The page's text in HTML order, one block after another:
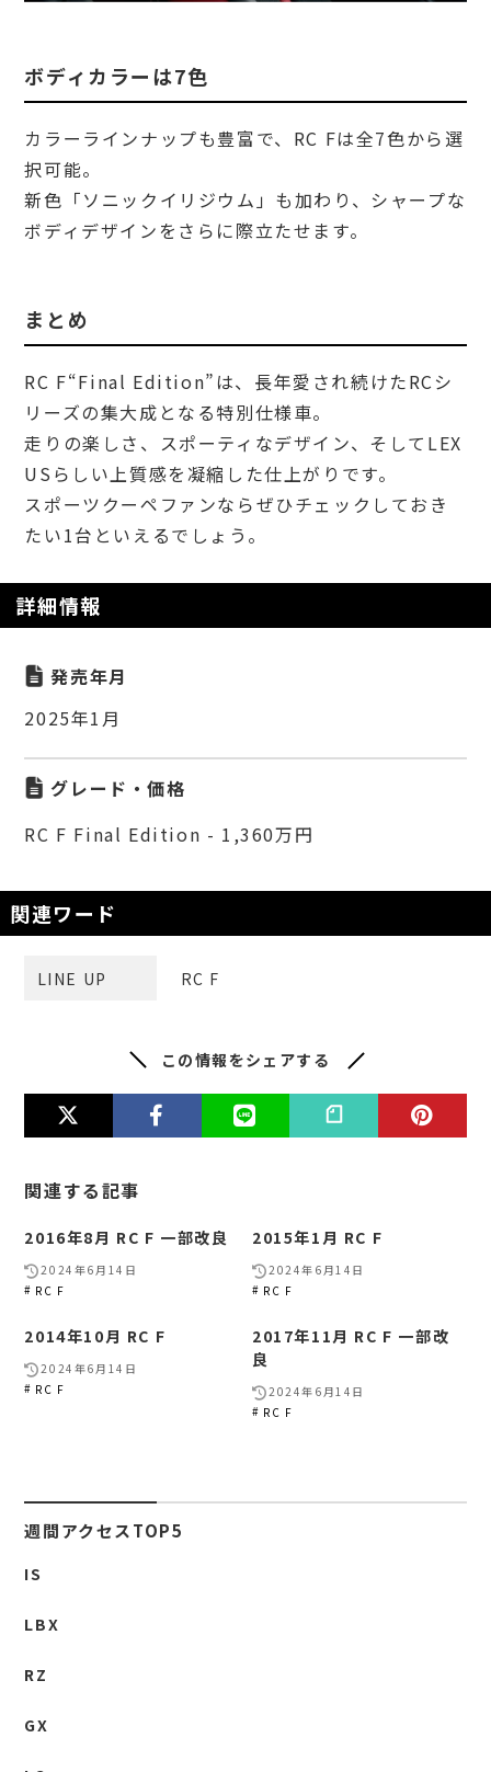
ボディカラーは7色
カラーラインナップも豊富で、RC Fは全7色から選
択可能。
新色「ソニックイリジウム」も加わり、シャープな
ボディデザインをさらに際立たせます。
まとめ
RC F“Final Edition”は、長年愛され続けたRCシ
リーズの集大成となる特別仕様車。
走りの楽しさ、スポーティなデザイン、そしてLEX
USらしい上質感を凝縮した仕上がりです。
スポーツクーペファンならぜひチェックしておき
たい1台といえるでしょう。
詳細情報
発売年月
2025年1月
グレード・価格
RC F Final Edition - 1,360万円
関連ワード
LINE UP RC F
この情報をシェアする
関連する記事
2016年8月 RC F 一部改良
2024年6月14日
RC F
2015年1月 RC F
2024年6月14日
RC F
2014年10月 RC F
2024年6月14日
RC F
2017年11月 RC F 一部改
良
2024年6月14日
RC F
週間アクセスTOP5
IS
LBX
RZ
GX